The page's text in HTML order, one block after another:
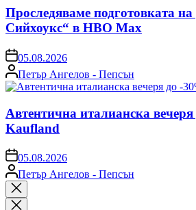
Проследяваме подготовката
Сийхоукс“ в HBO Max
on05.08.2026
Posted
by
Петър Ангелов - Пепсън
Автентична италианска
Kaufland
on05.08.2026
Posted
by
Петър Ангелов - Пепсън
Close
search